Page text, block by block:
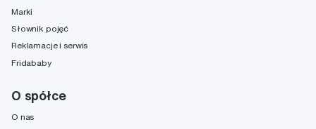
Marki
Słownik pojęć
Reklamacje i serwis
Fridababy
O spółce
O nas